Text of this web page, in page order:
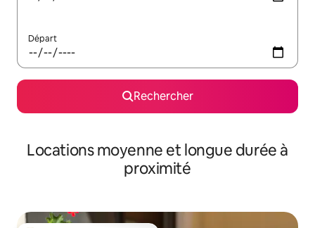
Départ
Rechercher
Locations moyenne et longue durée à
proximité